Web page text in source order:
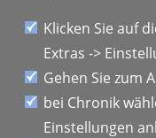
Klicken Sie auf
Extras ->
Gehen Sie zum
bei Chronik
Einstellungen